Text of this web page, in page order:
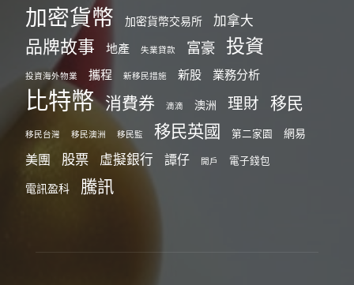
加密貨幣 加密貨幣交易所 加拿大
品牌故事 地產 失業貸款 富豪 投資
投資海外物業 攜程 新移民措施 新股 業務分析
比特幣 消費券 滴滴 澳洲 理財 移民
移民台灣 移民澳洲 移民監 移民英國 第二家園 網易
美團 股票 虛擬銀行 譚仔 開戶 電子錢包
電訊盈科 騰訊